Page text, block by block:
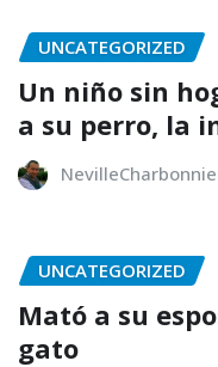
UNCATEGORIZED
Un niño sin
a su perro, la
UNCATEGORIZED
Mató a su
gato